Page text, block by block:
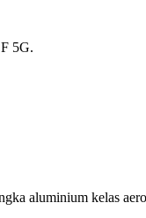
5G.
aluminium kelas